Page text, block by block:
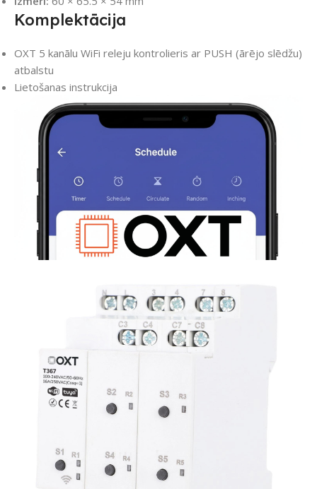
Komplektācija
OXT 5 kanālu WiFi releju kontrolieris ar PUSH (ārējo slēdžu)
atbalstu
Lietošanas instrukcija